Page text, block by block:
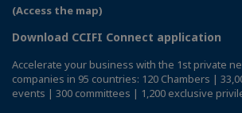
(Access the map)
Download CCIFI Connect application
Accelerate your business with the 1st private
companies in 95 countries: 120 Chambers |
events | 300 committees | 1,200 exclusive